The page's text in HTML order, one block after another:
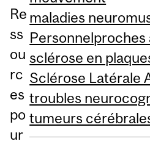
Re
ss
ou
rc
es
po
ur
maladies
Personnelproches
sclérose en
Sclérose Latérale
troubles
tumeurs